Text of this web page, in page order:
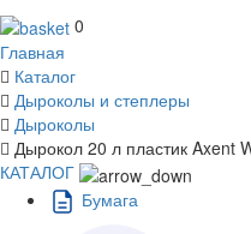
0
Главная
Каталог
Дыроколы и степлеры
Дыроколы
Дырокол 20 л пластик Axent
КАТАЛОГ
Бумага